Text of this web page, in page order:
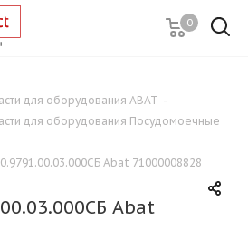
0
для оборудования ABAT -
для оборудования Посудомоечные
Abat 71000008828
Abat